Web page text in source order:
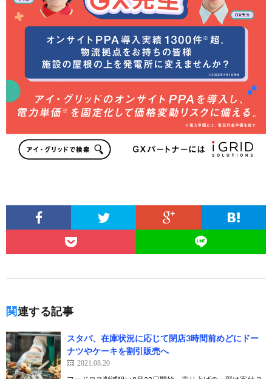
関連する記事
スタバ、在庫状況に応じて閉店3時間前めどにドー
ナツやケーキを割引販売へ
2021.08.20